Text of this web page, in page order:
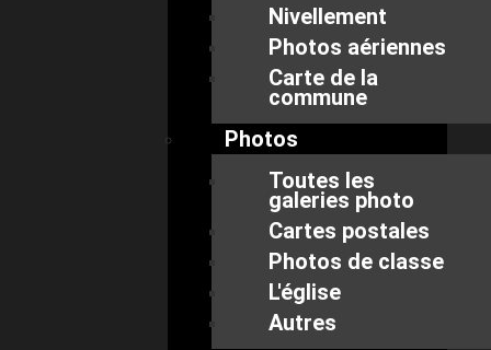
Nivellement
Photos aériennes
Carte de la
commune
Photos
Toutes les
galeries photo
Cartes postales
Photos de classe
L'église
Autres